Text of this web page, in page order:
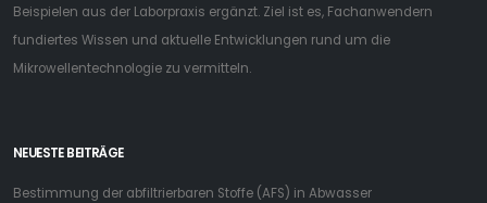
Beispielen aus der Laborpraxis ergänzt. Ziel ist es, Fachanwendern
fundiertes Wissen und aktuelle Entwicklungen rund um die
Mikrowellentechnologie zu vermitteln.
NEUESTE BEITRÄGE
Bestimmung der abfiltrierbaren Stoffe (AFS) in Abwasser